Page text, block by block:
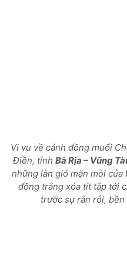
Vi vu về cánh đồng muối
Điền, tỉnh Bà Rịa – Vũng
những làn gió mặn mòi
đồng trắng xóa tít tắp tới
trước sự rắn rỏi,